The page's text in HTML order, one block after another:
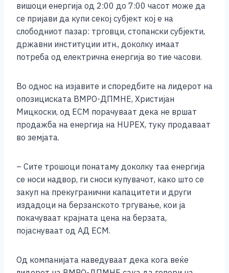
вишоци енергија од 2:00 до 7:00 часот може да
се пријави да купи секој субјект кој е на
слободниот пазар: трговци, стопански субјекти,
државни институции итн., доколку имаат
потреба од електрична енергија во тие часови.
Во однос на изјавите и споредбите на лидерот на
опозициската ВМРО-ДПМНЕ, Христијан
Мицкоски, од ЕСМ порачуваат дека не вршат
продажба на енергија на HUPEX, туку продаваат
во земјата.
– Сите трошоци понатаму доколку таа енергија
се носи надвор, ги сноси купувачот, како што се
закуп на прекугранични капацитети и други
издадоци на берзанското тргување, кои ја
покачуваат крајната цена на берзата,
појаснуваат од АД ЕСМ.
Од компанијата наведуваат дека кога веќе